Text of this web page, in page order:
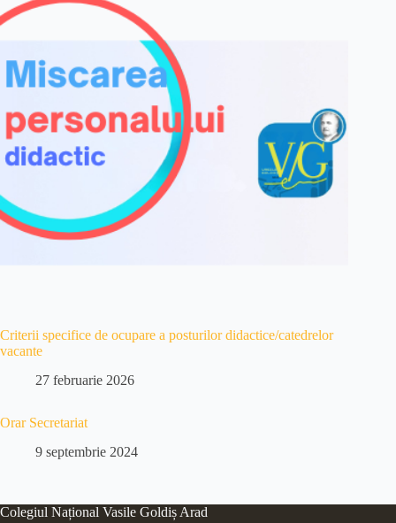
Criterii specifice de ocupare a posturilor didactice/catedrelor
vacante
27 februarie 2026
Orar Secretariat
9 septembrie 2024
Colegiul Național Vasile Goldiș Arad